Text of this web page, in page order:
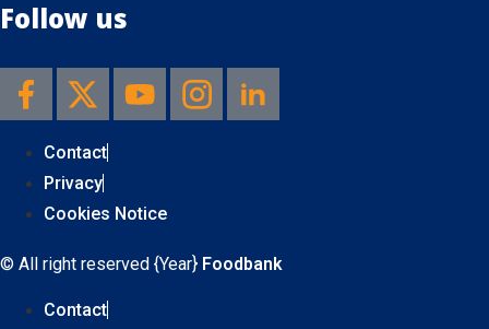
Follow us
Contact
Privacy
Cookies Notice
© All right reserved {Year} Foodbank
Contact